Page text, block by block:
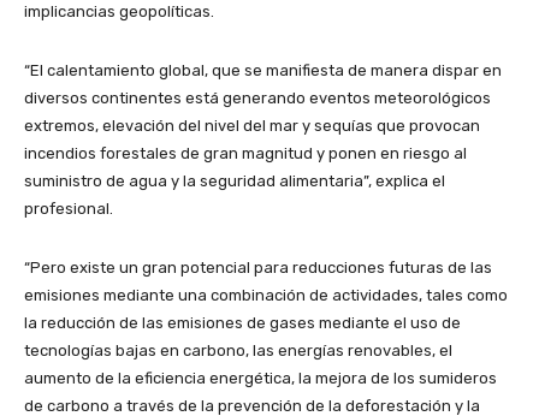
implicancias geopolíticas.
“El calentamiento global, que se manifiesta de manera dispar en
diversos continentes está generando eventos meteorológicos
extremos, elevación del nivel del mar y sequías que provocan
incendios forestales de gran magnitud y ponen en riesgo al
suministro de agua y la seguridad alimentaria”, explica el
profesional.
“Pero existe un gran potencial para reducciones futuras de las
emisiones mediante una combinación de actividades, tales como
la reducción de las emisiones de gases mediante el uso de
tecnologías bajas en carbono, las energías renovables, el
aumento de la eficiencia energética, la mejora de los sumideros
de carbono a través de la prevención de la deforestación y la